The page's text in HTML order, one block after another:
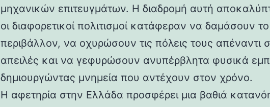
μηχανικών επιτευγμάτων. Η διαδρομή αυτή
οι διαφορετικοί πολιτισμοί κατάφεραν να δαμάσουν
περιβάλλον, να οχυρώσουν τις πόλεις τους απέναντι
απειλές και να γεφυρώσουν ανυπέρβλητα φυσικά
δημιουργώντας μνημεία που αντέχουν στον χρόνο.
Η αφετηρία στην Ελλάδα προσφέρει μια βαθιά